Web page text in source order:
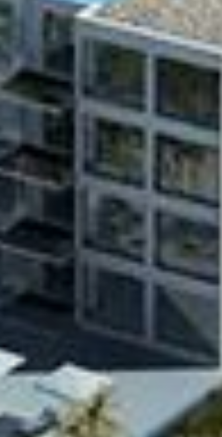
AX Journal
Каталоги
Агенты
About Us